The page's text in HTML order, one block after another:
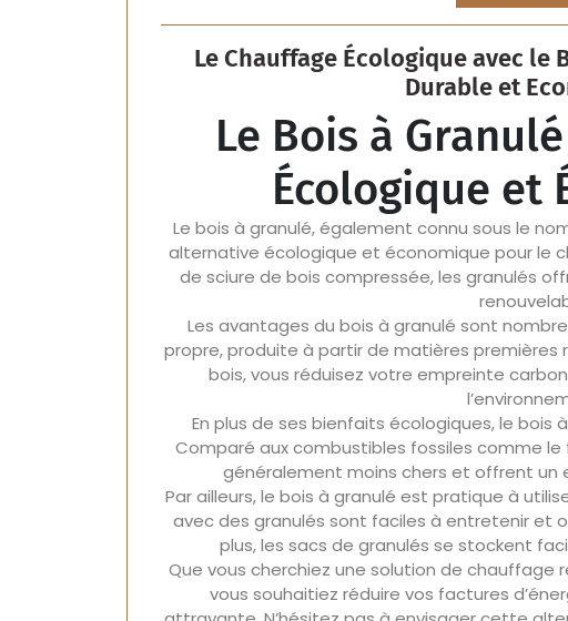
Le Chauffage Écologique avec le
Durable et
Le Bois à
Écologique et
Le bois à granulé, également connu sous le
alternative écologique et économique pour le
de sciure de bois compressée, les granulés
Les avantages du bois à granulé sont
propre, produite à partir de matières premières
bois, vous réduisez votre empreinte
En plus de ses bienfaits écologiques, le
Comparé aux combustibles fossiles comme le
généralement moins chers et offrent un
Par ailleurs, le bois à granulé est pratique à
avec des granulés sont faciles à entretenir et
plus, les sacs de granulés se stockent
Que vous cherchiez une solution de chauffage
vous souhaitiez réduire vos factures